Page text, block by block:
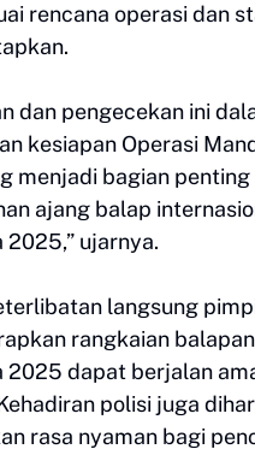
rencana operasi dan
dan pengecekan ini
kesiapan Operasi
menjadi bagian penting
ajang balap
2025,” ujarnya.
langsung
rangkaian
2025 dapat berjalan
polisi juga
rasa nyaman bagi